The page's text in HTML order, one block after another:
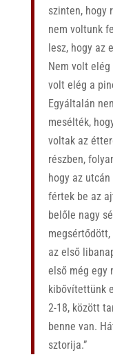
szinten, hogy
nem voltunk
lesz, hogy az
Nem volt
volt elég a
Egyáltalán
mesélték,
voltak az
részben,
hogy az
fértek be az
belőle nagy
az első
első még egy
kibővítettünk
2-18, között
benne van.
sztorija.”